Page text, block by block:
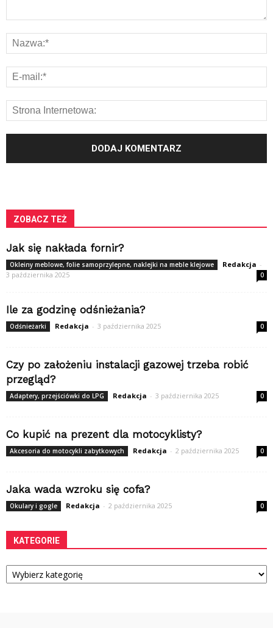
ZOBACZ TEŻ
Jak się nakłada fornir?
Okleiny meblowe, folie samoprzylepne, naklejki na meble klejowe Redakcja -
3 października 2025
0
Ile za godzinę odśnieżania?
Odśnieżarki Redakcja - 3 października 2025 0
Czy po założeniu instalacji gazowej trzeba robić
przegląd?
Adaptery, przejściówki do LPG Redakcja - 3 października 2025 0
Co kupić na prezent dla motocyklisty?
Akcesoria do motocykli zabytkowych Redakcja - 2 października 2025 0
Jaka wada wzroku się cofa?
Okulary i gogle Redakcja - 2 października 2025 0
KATEGORIE
Kategorie